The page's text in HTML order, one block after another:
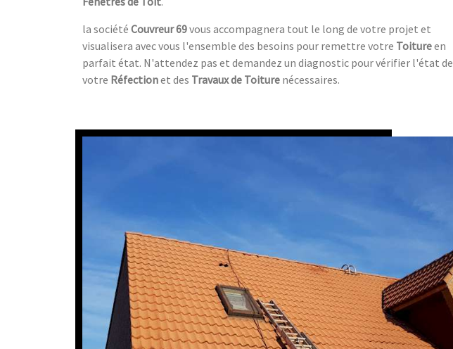
la société Couvreur 69vous accompagnera tout le long de votre projet et
visualisera avec vous l'ensemble des besoins pour remettre votre Toitureen
parfait état. N'attendez pas et demandez un diagnostic pour vérifier l'état de
votre Réfectionet des Travaux de Toiture nécessaires.